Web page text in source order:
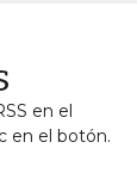
en el
en el botón.